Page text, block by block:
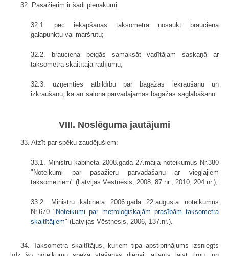
32. Pasažierim ir šādi pienākumi:
32.1. pēc iekāpšanas taksometrā nosaukt brauciena
galapunktu vai maršrutu;
32.2. brauciena beigās samaksāt vadītājam saskaņā ar
taksometra skaitītāja rādījumu;
32.3. uzņemties atbildību par bagāžas iekraušanu un
izkraušanu, kā arī salonā pārvadājamās bagāžas saglabāšanu.
VIII. Noslēguma jautājumi
33. Atzīt par spēku zaudējušiem:
33.1. Ministru kabineta 2008.gada 27.maija noteikumus Nr.380
"Noteikumi par pasažieru pārvadāšanu ar vieglajiem
taksometriem" (Latvijas Vēstnesis, 2008, 87.nr.; 2010, 204.nr.);
33.2. Ministru kabineta 2006.gada 22.augusta noteikumus
Nr.670 " Noteikumi par metroloģiskajām prasībām taksometra
skaitītājiem" (Latvijas Vēstnesis, 2006, 137.nr.).
34. Taksometra skaitītājus, kuriem tipa apstiprinājums izsniegts